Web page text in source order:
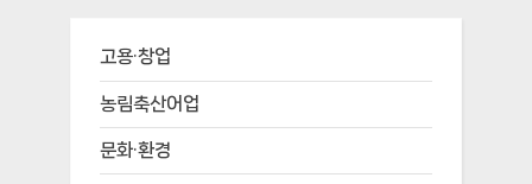
고용·창업
농림축산어업
문화·환경